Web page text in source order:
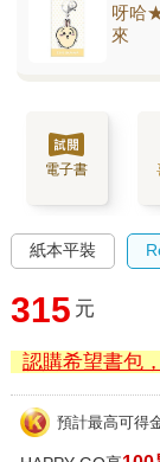
呀哈
來
電子書
紙本平裝
315 元
認購希望書包
預計最高可得